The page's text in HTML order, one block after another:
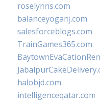
roselynns.com
balanceyoganj.com
salesforceblogs.com
TrainGames365.com
halobjd.com
intelligenceqatar.com